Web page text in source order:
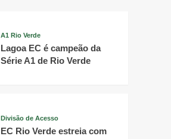
A1 Rio Verde
Lagoa EC é campeão da
Série A1 de Rio Verde
Divisão de Acesso
EC Rio Verde estreia com